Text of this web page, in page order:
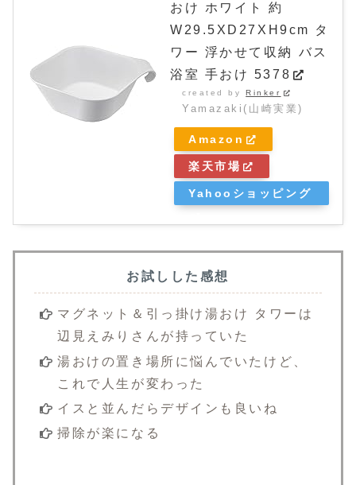
おけ ホワイト 約
W29.5XD27XH9cm タ
ワー 浮かせて収納 バス
浴室 手おけ 5378
created byRinker
Yamazaki(山崎実業)
Amazon
楽天市場
Yahooショッピング
お試しした感想
マグネット＆引っ掛け湯おけ タワーは
辺見えみりさんが持っていた
湯おけの置き場所に悩んでいたけど、
これで人生が変わった
イスと並んだらデザインも良いね
掃除が楽になる